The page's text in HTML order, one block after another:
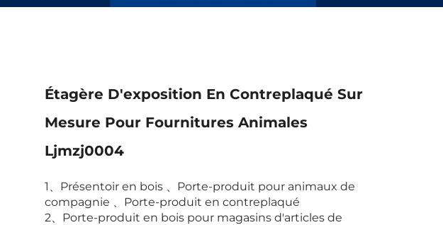
Étagère D'exposition En Contreplaqué Sur
Mesure Pour Fournitures Animales
Ljmzj0004
1 、 Présentoir en bois 、 Porte-produit pour animaux de
compagnie 、 Porte-produit en contreplaqué
2、 Porte-produit en bois pour magasins d'articles de